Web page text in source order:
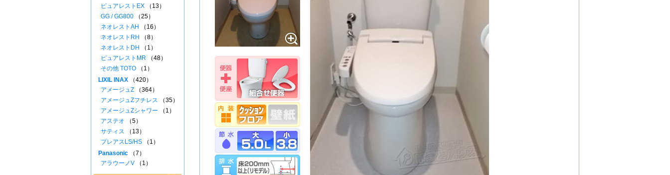
ピュアレストEX （13）
GG / GG800 （25）
ネオレストAH
（16）
ネオレストRH
（8）
ネオレストDH
（1）
ピュアレストMR （48）
その他 TOTO （1）
LIXIL INAX （420）
アメージュZ （364）
アメージュZフチレス （35）
アメージュZシャワー （1）
アステオ （5）
サティス （13）
プレアスLS/HS （1）
Panasonic （7）
アラウーノV （1）